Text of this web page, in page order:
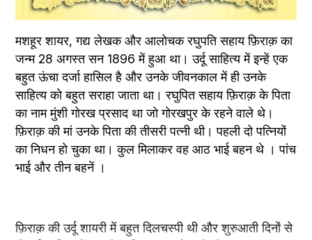
मशहूर शायर, गद्य लेखक और आलोचक रघुपति सहाय फ़िराक़ का
जन्म 28 अगस्त सन 1896 में हुआ था। उर्दू साहित्य में इन्हें एक
बहुत ऊंचा दर्जा हासिल है और उनके जीवनकाल में ही उनके
साहित्य को बहुत सराहा जाता था। रघुपित सहाय फ़िराक़ के पिता
का नाम मुंशी गोरख प्रसाद था जो गोरखपुर के रहने वाले थे।
फ़िराक़ की मां उनके पिता की तीसरी पत्नी थी। पहली दो पत्नियों
का निधन हो चुका था। कुल मिलाकर वह आठ भाई बहन थे । पांच
भाई और तीन बहनें ।
फ़िराक़ की उर्दू शायरी में बहुत दिलचस्पी थी और शुरुआती दिनों से